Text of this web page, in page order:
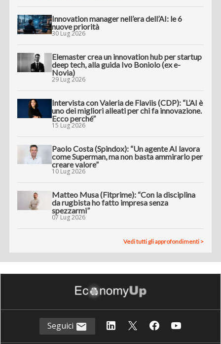
Innovation manager nell’era dell’AI: le 6
nuove priorità
30 Lug 2026
Elemaster crea un innovation hub per startup
deep tech, alla guida Ivo Boniolo (ex e-
Novia)
29 Lug 2026
Intervista con Valeria de Flaviis (CDP): “L’AI è
uno dei migliori alleati per chi fa innovazione.
Ecco perché”
15 Lug 2026
Paolo Costa (Spindox): “Un agente AI lavora
come Superman, ma non basta ammirarlo per
creare valore”
10 Lug 2026
Matteo Musa (Fitprime): “Con la disciplina
da rugbista ho fatto impresa senza
spezzarmi”
07 Lug 2026
Vedi tutti gli approfondimenti >
Seguici